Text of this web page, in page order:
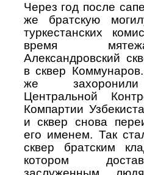
Через год после
же братскую
туркестанских
время
Александровский
в сквер
же захоронили
Центральной
Компартии
и сквер снова
его именем. Так
сквер братским
котором